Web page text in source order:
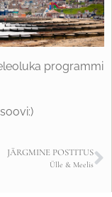
programmi
JÄRGMINE POSTITUS
Ülle & Meelis